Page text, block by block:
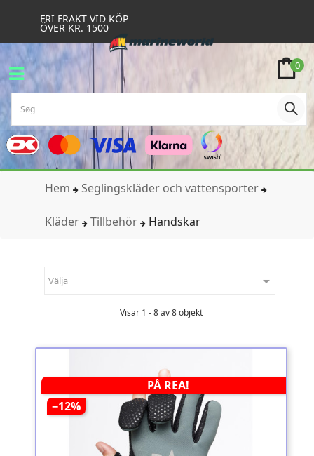
FRI FRAKT VID KÖP
ÖVER KR. 1500
0
Hem Seglingskläder och vattensporter
Kläder Tillbehör Handskar
Välja 
Visar 1 - 8 av 8 objekt
PÅ REA!
−12%